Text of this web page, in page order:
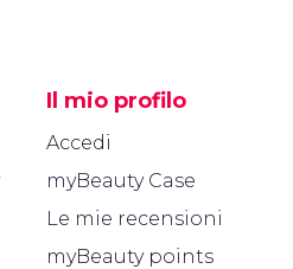
Il mio profilo
Accedi
myBeauty Case
Le mie recensioni
myBeauty points